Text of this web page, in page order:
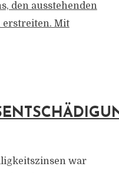
den ausstehenden
erstreiten. Mit
war